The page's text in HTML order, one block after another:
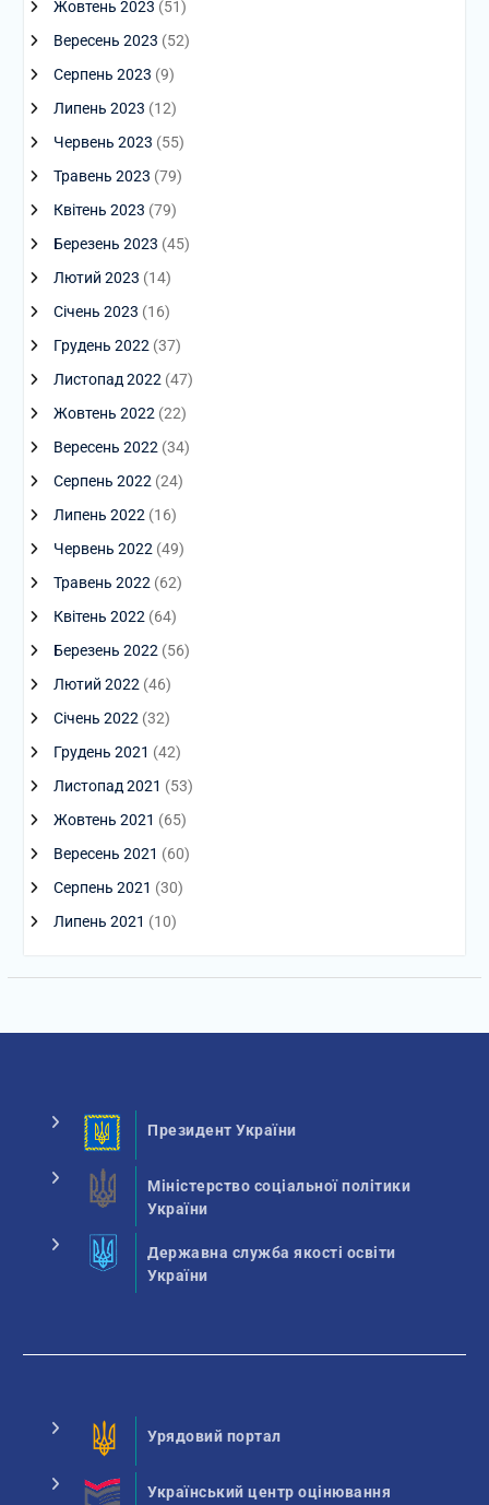
Жовтень 2023 (51)
Вересень 2023 (52)
Серпень 2023 (9)
Липень 2023 (12)
Червень 2023 (55)
Травень 2023 (79)
Квітень 2023 (79)
Березень 2023 (45)
Лютий 2023 (14)
Січень 2023 (16)
Грудень 2022 (37)
Листопад 2022 (47)
Жовтень 2022 (22)
Вересень 2022 (34)
Серпень 2022 (24)
Липень 2022 (16)
Червень 2022 (49)
Травень 2022 (62)
Квітень 2022 (64)
Березень 2022 (56)
Лютий 2022 (46)
Січень 2022 (32)
Грудень 2021 (42)
Листопад 2021 (53)
Жовтень 2021 (65)
Вересень 2021 (60)
Серпень 2021 (30)
Липень 2021 (10)
Президент України
Міністерство соціальної політики
України
Державна служба якості освіти
України
Урядовий портал
Український центр оцінювання